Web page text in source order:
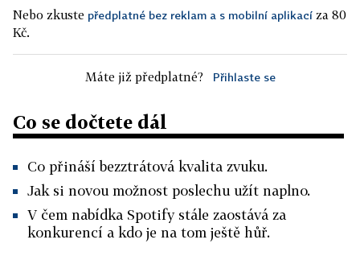
Nebo zkuste předplatné bez reklam a s mobilní aplikací za 80
Kč.
Máte již předplatné? Přihlaste se
Co se dočtete dál
Co přináší bezztrátová kvalita zvuku.
Jak si novou možnost poslechu užít naplno.
V čem nabídka Spotify stále zaostává za
konkurencí a kdo je na tom ještě hůř.